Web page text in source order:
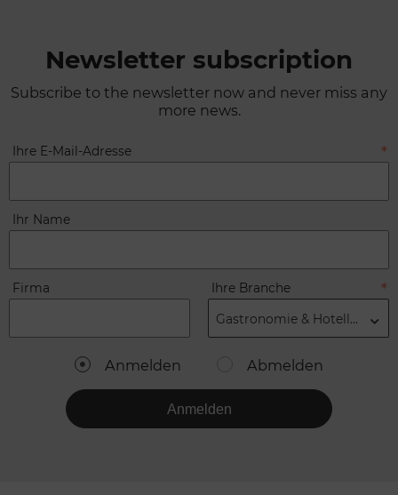
Newsletter subscription
Subscribe to the newsletter now and never miss any
more news.
Ihre E-Mail-Adresse
Ihr Name
Firma Ihre Branche
Gastronomie & Hotellerie
Anmelden Abmelden
Anmelden